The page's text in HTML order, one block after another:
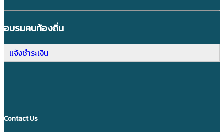
อบรมคนท้องถิ่น
แจ้งชำระเงิน
Contact Us